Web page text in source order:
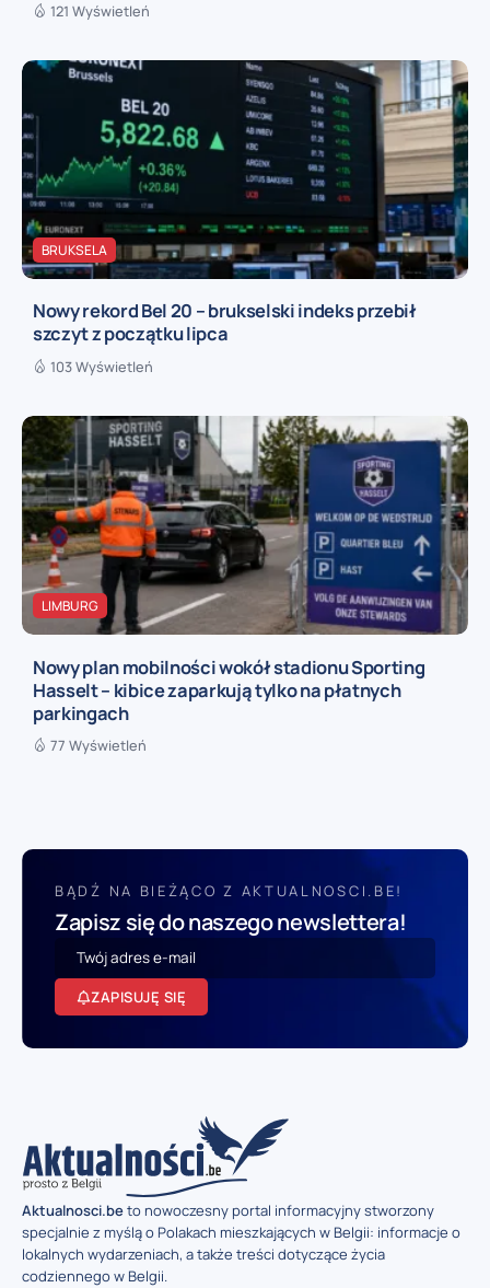
121 Wyświetleń
BRUKSELA
Nowy rekord Bel 20 – brukselski indeks przebił
szczyt z początku lipca
103 Wyświetleń
LIMBURG
Nowy plan mobilności wokół stadionu Sporting
Hasselt – kibice zaparkują tylko na płatnych
parkingach
77 Wyświetleń
BĄDŹ NA BIEŻĄCO Z AKTUALNOSCI.BE!
Zapisz się do naszego newslettera!
ZAPISUJĘ SIĘ
Aktualnosci.beto nowoczesny portal informacyjny stworzony
specjalnie z myślą o Polakach mieszkających w Belgii: informacje o
lokalnych wydarzeniach, a także treści dotyczące życia
codziennego w Belgii.